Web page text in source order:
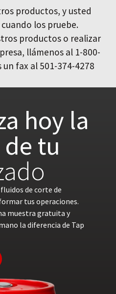
productos, y usted
los pruebe.
productos o realizar
llámenos al 1-800-
fax al 501-374-4278
hoy la
tu
de corte de
tus operaciones.
muestra gratuita y
la diferencia de Tap